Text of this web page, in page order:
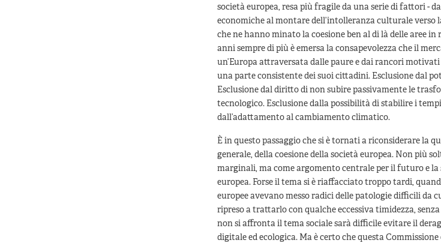
società europea, resa più fragile da una serie di fattori -
economiche al montare dell’intolleranza culturale verso
che ne hanno minato la coesione ben al di là delle aree
anni sempre di più è emersa la consapevolezza che il
un’Europa attraversata dalle paure e dai rancori
una parte consistente dei suoi cittadini. Esclusione dal
Esclusione dal diritto di non subire passivamente le
tecnologico. Esclusione dalla possibilità di stabilire i
dall’adattamento al cambiamento climatico.
È in questo passaggio che si è tornati a riconsiderare la
generale, della coesione della società europea. Non più
marginali, ma come argomento centrale per il futuro e la
europea. Forse il tema si è riaffacciato troppo tardi,
europee avevano messo radici delle patologie difficili da
ripreso a trattarlo con qualche eccessiva timidezza,
non si affronta il tema sociale sarà difficile evitare il
digitale ed ecologica. Ma è certo che questa